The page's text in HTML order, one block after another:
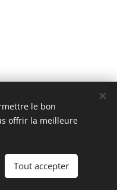
réservés 2018
Cookies
le bon
offrir la meilleure
Tout accepter